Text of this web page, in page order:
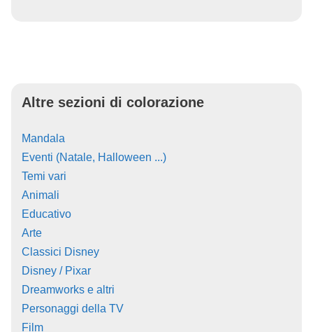
Altre sezioni di colorazione
Mandala
Eventi (Natale, Halloween ...)
Temi vari
Animali
Educativo
Arte
Classici Disney
Disney / Pixar
Dreamworks e altri
Personaggi della TV
Film